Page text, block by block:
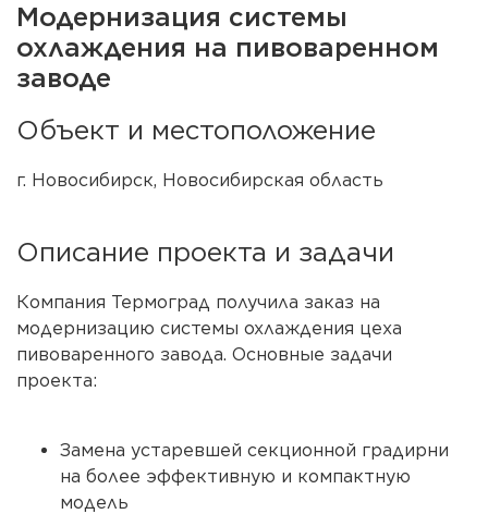
Модернизация системы
охлаждения на пивоваренном
заводе
Объект и местоположение
г. Новосибирск, Новосибирская область
Описание проекта и задачи
Компания Термоград получила заказ на
модернизацию системы охлаждения цеха
пивоваренного завода. Основные задачи
проекта:
Замена устаревшей секционной градирни
на более эффективную и компактную
модель